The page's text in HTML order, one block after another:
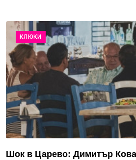
КЛЮКИ
Шок в Царево: Димитър